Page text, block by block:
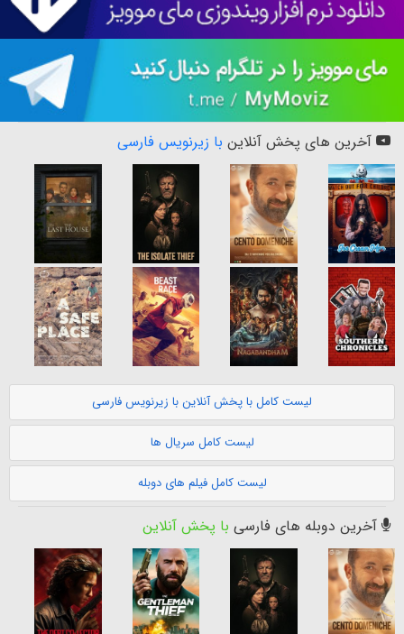
آخرین های پخش آنلاین با زیرنویس فارسی
لیست کامل با پخش آنلاین با زیرنویس فارسی
لیست کامل سریال ها
لیست کامل فیلم های دوبله
آخرین دوبله های فارسی با پخش آنلاین